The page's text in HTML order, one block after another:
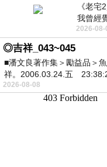
《老
我曾經
震中倒
2026-08-
◎吉祥_043~045
■潘文良著作集＞勵益品＞
祥。2006.03.24.五
2026-08-08